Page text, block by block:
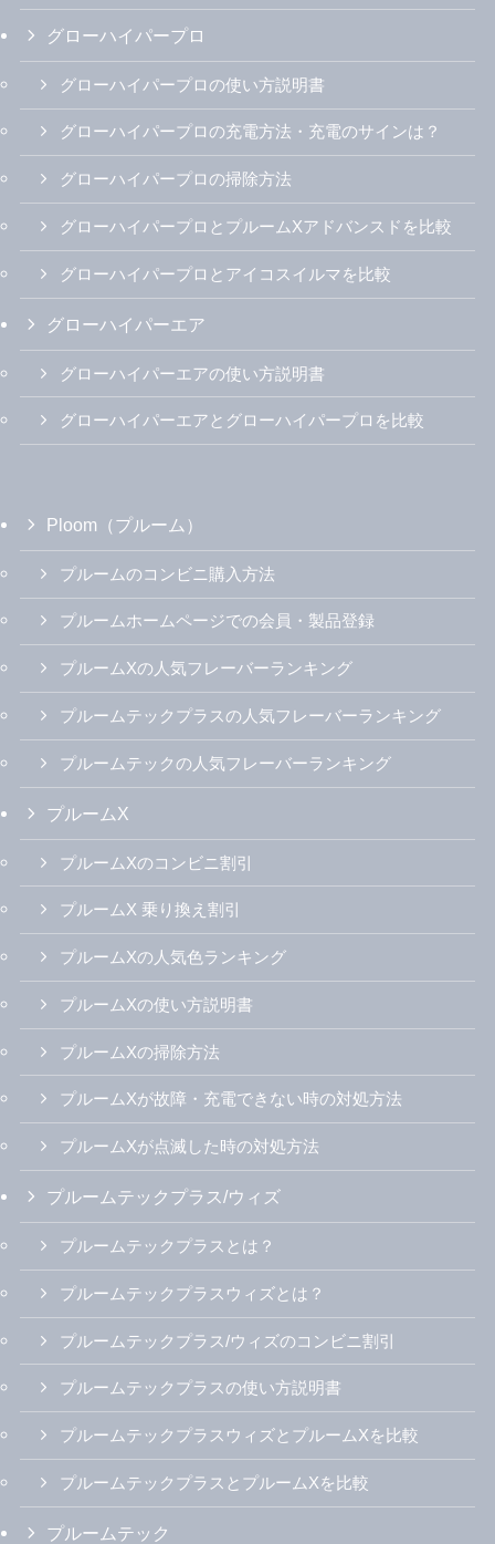
グローハイパープロ
グローハイパープロの使い方説明書
グローハイパープロの充電方法・充電のサインは？
グローハイパープロの掃除方法
グローハイパープロとプルームXアドバンスドを比較
グローハイパープロとアイコスイルマを比較
グローハイパーエア
グローハイパーエアの使い方説明書
グローハイパーエアとグローハイパープロを比較
Ploom（プルーム）
プルームのコンビニ購入方法
プルームホームページでの会員・製品登録
プルームXの人気フレーバーランキング
プルームテックプラスの人気フレーバーランキング
プルームテックの人気フレーバーランキング
プルームX
プルームXのコンビニ割引
プルームX 乗り換え割引
プルームXの人気色ランキング
プルームXの使い方説明書
プルームXの掃除方法
プルームXが故障・充電できない時の対処方法
プルームXが点滅した時の対処方法
プルームテックプラス/ウィズ
プルームテックプラスとは？
プルームテックプラスウィズとは？
プルームテックプラス/ウィズのコンビニ割引
プルームテックプラスの使い方説明書
プルームテックプラスウィズとプルームXを比較
プルームテックプラスとプルームXを比較
プルームテック